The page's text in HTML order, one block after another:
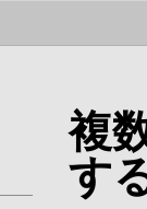
複
す